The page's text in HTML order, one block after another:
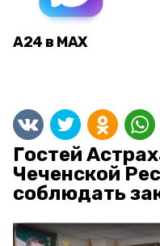
А24 в MAX
Гостей
Чеченской
соблюдать